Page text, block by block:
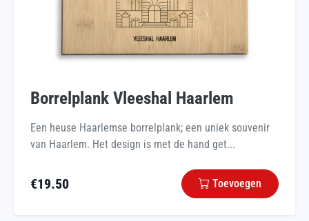
Borrelplank Vleeshal Haarlem
Een heuse Haarlemse borrelplank; een uniek souvenir
van Haarlem. Het design is met de hand get...
€19.50 Toevoegen